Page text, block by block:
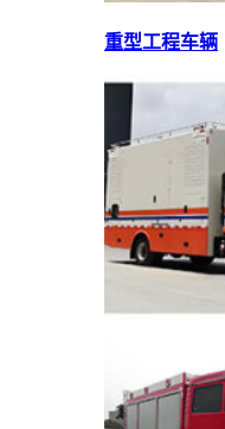
重型工程车辆